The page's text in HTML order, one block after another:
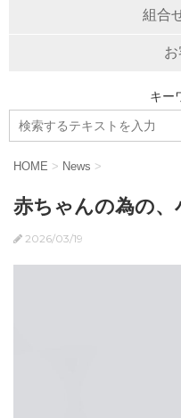
組合
キー
HOME > News >
赤ちゃんの為の、
2026/03/19